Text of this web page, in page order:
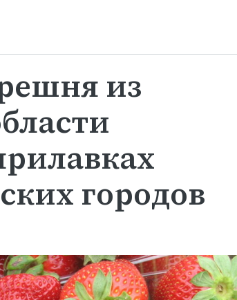
из
городов